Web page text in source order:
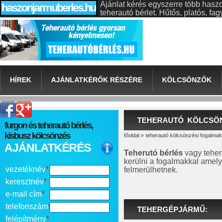
haszonjarmuberles.hu Ajánlat kérés egyszerre több
teherautó bérlet. Hűtős, platós,
HÍREK AJÁNLATKÉRŐK RÉSZÉRE KÖLCSÖNZŐK
furgon és teherautó bérlés,
kisbusz kölcsönzés
AJÁNLATKÉRÉS
vezetéknév*
keresztnév*
e-mail cím*
telefonszám*
felépítmény*
TEHERAUTÓ
főoldal » teherautó kölcsönzési fogalmak
Teherutó bérlés vagy
kerülni a fogalmakkal
felmerülhetnek.
TEHERGÉPJÁRMŰ: